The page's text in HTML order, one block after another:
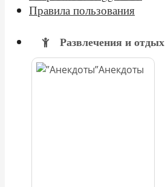
Правила пользования
Развлечения и отдых
Анекдоты